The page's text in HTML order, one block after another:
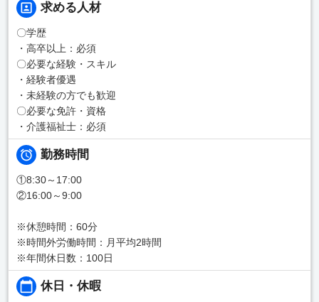
求める人材
〇学歴
・高卒以上：必須
〇必要な経験・スキル
・経験者優遇
・未経験の方でも歓迎
〇必要な免許・資格
・介護福祉士：必須
勤務時間
①8:30～17:00
②16:00～9:00
※休憩時間：60分
※時間外労働時間：月平均2時間
※年間休日数：100日
休日・休暇